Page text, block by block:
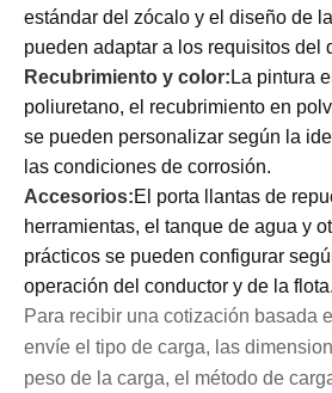
estándar del zócalo y el diseño de
pueden adaptar a los requisitos del
Recubrimiento y color: La pintura
poliuretano, el recubrimiento en
se pueden personalizar según la
las condiciones de corrosión.
Accesorios:El porta llantas de
herramientas, el tanque de agua y
prácticos se pueden configurar
operación del conductor y de la flota.
Para recibir una cotización basada
envíe el tipo de carga, las
peso de la carga, el método de